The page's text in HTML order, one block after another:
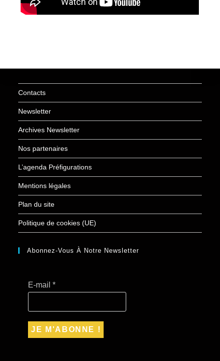
Contacts
Newsletter
Archives Newsletter
Nos partenaires
L’agenda Préfigurations
Mentions légales
Plan du site
Politique de cookies (UE)
Abonnez-Vous À Notre Newsletter
E-mail*